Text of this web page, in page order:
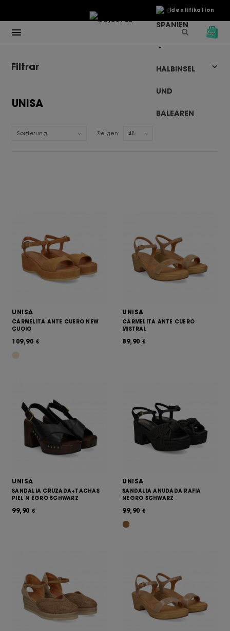
Identifikation
€
UNISA
Sortierung Zeigen: 48
UNISA
CARMELITA ANTE CUERO NEW
CUOIO
109,90 €
UNISA
CARMELITA ANTE CUERO
MISTRAL
89,90 €
UNISA
SANDALIA CRUZADA+TACHAS
PIEL N EGRO SCHWARZ
99,90 €
UNISA
SANDALIA ANUDADA RAFIA
NEGRO SCHWARZ
99,90 €
Filtrar